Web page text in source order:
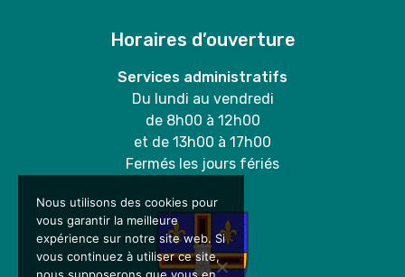
Horaires d’ouverture
Services administratifs
Du lundi au vendredi
de 8h00 à 12h00
et de 13h00 à 17h00
Fermés les jours fériés
Nous utilisons des cookies pour
vous garantir la meilleure
expérience sur notre site web. Si
vous continuez à utiliser ce site,